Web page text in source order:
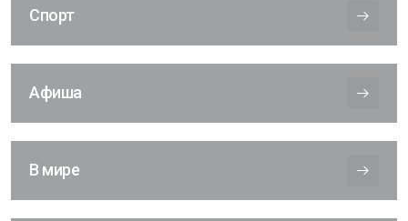
Спорт
Афиша
В мире